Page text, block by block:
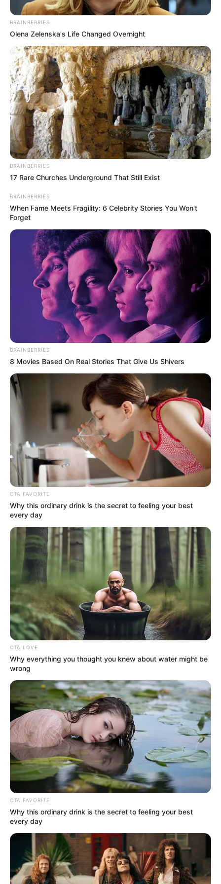
ΔΙΕΘΝΗ
Πόλεις των 15 λεπτών θέλατε;;; Πάρτες
κάτω τώρα!!!
Πόλεις των 15 λεπτών θέλατε;;; Πάρτες κάτω τώρα!!! Μ.
Βρετανία: Τέλος των.. “πόλεων των 15 λεπτών”. Ο Μεγάλος
Αδελφός χάνει την όρασή του… Η Αγγλία βρίσκεται...
ΚΟΙΝΩΝΙΚΑ ΔΙΚΤΥΑ
YOUTUBE ΕΓΓΡΑΦΕΊΤΕ
EMAIL ΑΚΟΛΟΥΘΉΣΤΕ
ΣΠΑΜΕ ΤΟ ΜΑΤΡΙΞ – ΤΟ ΒΙΒΛΙΟ
BRAINBERRIES
Olena Zelenska's Life Changed Overnight
BRAINBERRIES
17 Rare Churches Underground That Still Exist
BRAINBERRIES
When Fame Meets Fragility: 6 Celebrity Stories You Won't
Forget
BRAINBERRIES
8 Movies Based On Real Stories That Give Us Shivers
CTA FAVORITE
Why this ordinary drink is the secret to feeling your best
every day
CTA LOVE
Why everything you thought you knew about water might be
wrong
CTA FAVORITE
Why this ordinary drink is the secret to feeling your best
every day